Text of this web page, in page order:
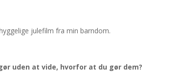
julefilm fra min barndom.
uden at vide, hvorfor at du gør dem?